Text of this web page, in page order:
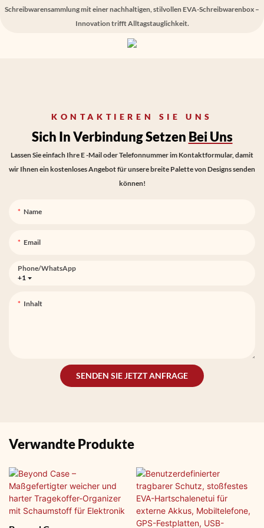
Schreibwarensammlung mit einer nachhaltigen, stilvollen EVA-Schreibwarenbox –
Innovation trifft Alltagstauglichkeit.
KONTAKTIEREN SIE UNS
Sich In Verbindung Setzen Bei Uns
Lassen Sie einfach Ihre E -Mail oder Telefonnummer im Kontaktformular, damit
wir Ihnen ein kostenloses Angebot für unsere breite Palette von Designs senden
können!
Name
Email
+1
Phone/whatsApp
Inhalt
SENDEN SIE JETZT ANFRAGE
Verwandte Produkte